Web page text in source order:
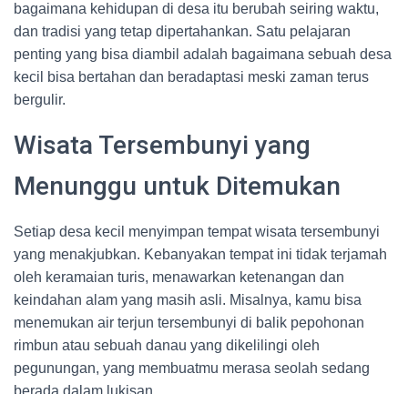
bagaimana kehidupan di desa itu berubah seiring waktu,
dan tradisi yang tetap dipertahankan. Satu pelajaran
penting yang bisa diambil adalah bagaimana sebuah desa
kecil bisa bertahan dan beradaptasi meski zaman terus
bergulir.
Wisata Tersembunyi yang
Menunggu untuk Ditemukan
Setiap desa kecil menyimpan tempat wisata tersembunyi
yang menakjubkan. Kebanyakan tempat ini tidak terjamah
oleh keramaian turis, menawarkan ketenangan dan
keindahan alam yang masih asli. Misalnya, kamu bisa
menemukan air terjun tersembunyi di balik pepohonan
rimbun atau sebuah danau yang dikelilingi oleh
pegunungan, yang membuatmu merasa seolah sedang
berada dalam lukisan.